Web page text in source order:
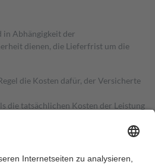
in Abhängigkeit der
dienen, die Lieferfrist um die
die Kosten dafür, der Versicherte
die tatsächlichen Kosten der Leistung